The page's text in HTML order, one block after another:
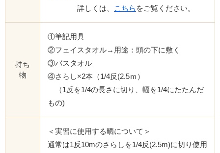
詳しくは、
こちら をご覧ください。
持ち
物
①筆記用具
②フェイスタオル→用途：頭の下に敷く
③バスタオル
④さらし×2本（1/4反(2.5ｍ）
（1反を1/4の長さに切り、幅を1/4にたたんだ
もの)
＜実習に使用する晒について＞
通常は1反10mのさらしを1/4反(2.5m)に切り使用